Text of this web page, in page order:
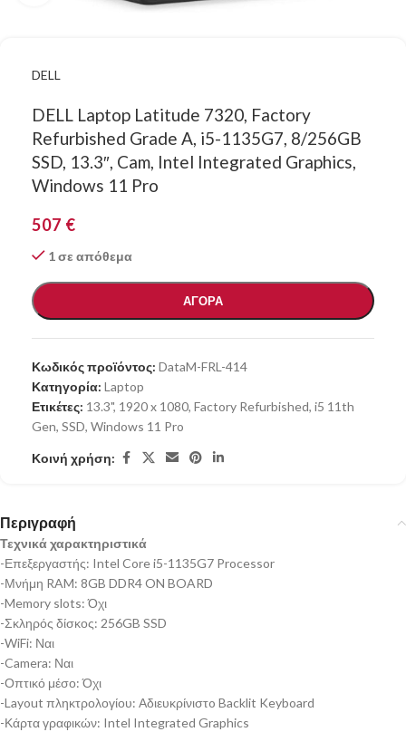
DELL
DELL Laptop Latitude 7320, Factory
Refurbished Grade A, i5-1135G7, 8/256GB
SSD, 13.3″, Cam, Intel Integrated Graphics,
Windows 11 Pro
507 €
1 σε απόθεμα
ΑΓΟΡΑ
Κωδικός προϊόντος: DataM-FRL-414
Κατηγορία: Laptop
Ετικέτες: 13.3", 1920 x 1080, Factory Refurbished, i5 11th
Gen, SSD, Windows 11 Pro
Κοινή χρήση:
Περιγραφή
Τεχνικά χαρακτηριστικά
-Επεξεργαστής: Intel Core i5-1135G7 Processor
-Μνήμη RAM: 8GB DDR4 ON BOARD
-Memory slots: Όχι
-Σκληρός δίσκος: 256GB SSD
-WiFi: Ναι
-Camera: Ναι
-Οπτικό μέσο: Όχι
-Layout πληκτρολογίου: Αδιευκρίνιστo Backlit Keyboard
-Κάρτα γραφικών: Intel Integrated Graphics